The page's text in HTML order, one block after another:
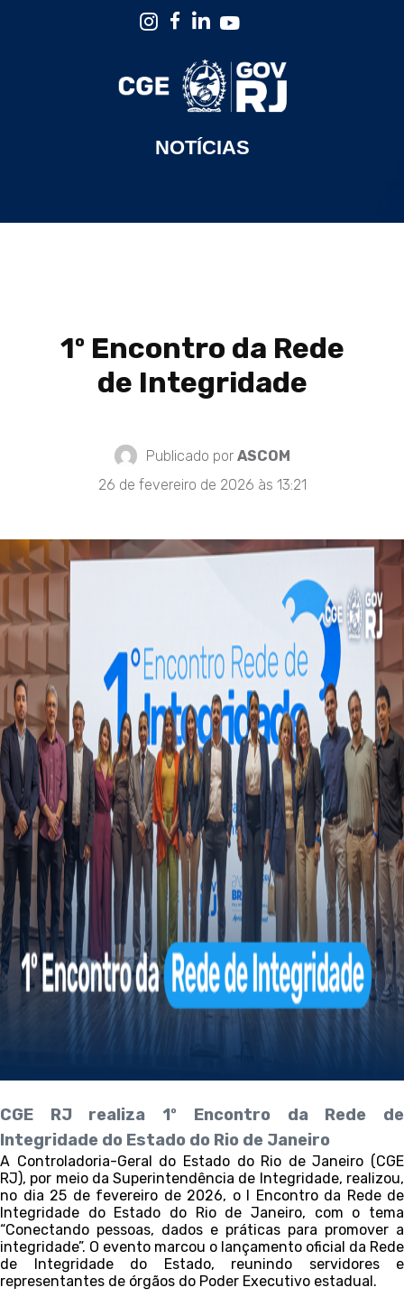
NOTÍCIAS
1º Encontro da Rede
de Integridade
Publicado por ASCOM
26 de fevereiro de 2026 às 13:21
CGE RJ realiza 1º Encontro da Rede de
Integridade do Estado do Rio de Janeiro
A Controladoria-Geral do Estado do Rio de Janeiro (CGE
RJ), por meio da Superintendência de Integridade, realizou,
no dia 25 de fevereiro de 2026, o I Encontro da Rede de
Integridade do Estado do Rio de Janeiro, com o tema
“Conectando pessoas, dados e práticas para promover a
integridade”. O evento marcou o lançamento oficial da Rede
de Integridade do Estado, reunindo servidores e
representantes de órgãos do Poder Executivo estadual.